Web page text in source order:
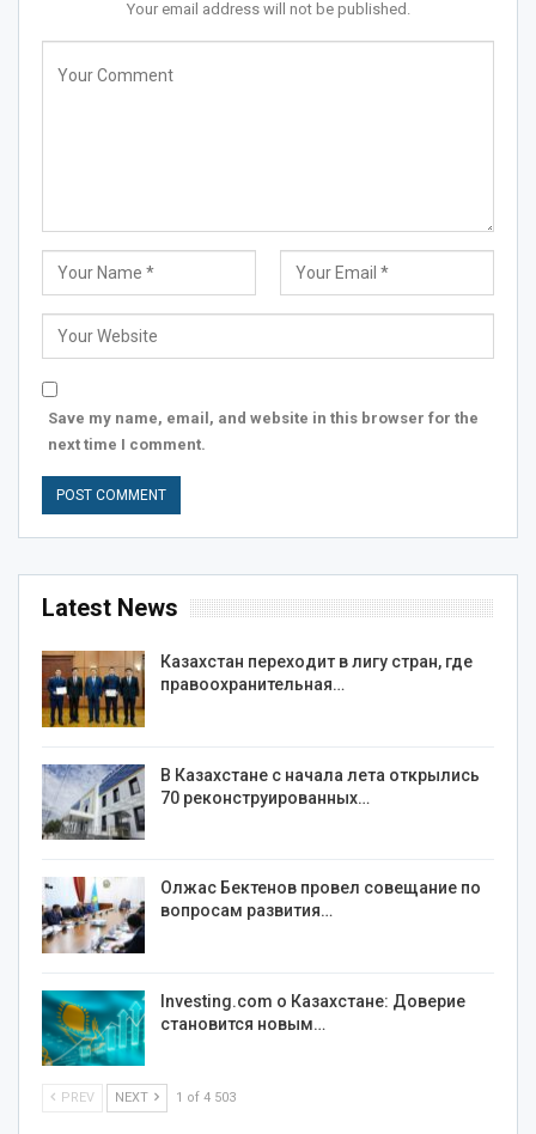
Your email address will not be published.
Save my name, email, and website in this browser for the
next time I comment.
Latest News
Казахстан переходит в лигу стран, где
правоохранительная…
В Казахстане с начала лета открылись
70 реконструированных…
Олжас Бектенов провел совещание по
вопросам развития…
Investing.com о Казахстане: Доверие
становится новым…
PREV NEXT 1 of 4 503